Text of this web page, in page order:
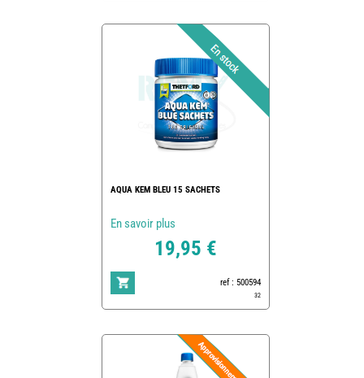
AQUA KEM BLEU 15 SACHETS
En savoir plus
19,95 €
ref : 500594
32